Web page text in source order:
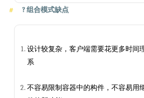
?组合模式缺点
设计较复杂，客户端需要花更多时间
系
不容易限制容器中的构件，不容易用